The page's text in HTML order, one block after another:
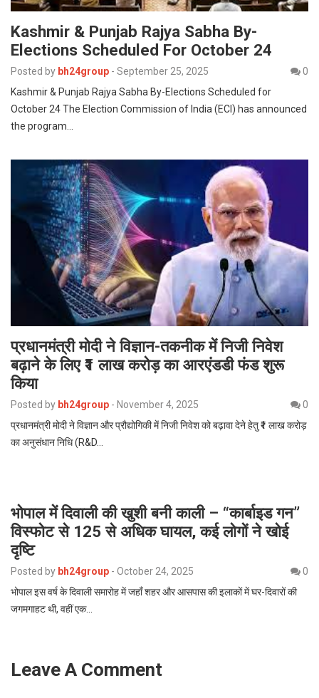
Kashmir & Punjab Rajya Sabha By-
Elections Scheduled For October 24
Posted by bh24group - September 25, 2025
0
Kashmir & Punjab Rajya Sabha By-Elections Scheduled for
October 24 The Election Commission of India (ECI) has announced
the program…
प्रधानमंत्री मोदी ने विज्ञान-तकनीक में निजी निवेश
बढ़ाने के लिए ₹1 लाख करोड़ का आरएंडडी फंड शुरू
किया
Posted by bh24group - November 4, 2025
0
प्रधानमंत्री मोदी ने विज्ञान और प्रौद्योगिकी में निजी निवेश को बढ़ावा देने हेतु ₹1 लाख करोड़
का अनुसंधान निधि (R&D…
भोपाल में दिवाली की खुशी बनी काली – “कार्बाइड गन”
विस्फोट से 125 से अधिक घायल, कई लोगों ने खोई
दृष्टि
Posted by bh24group - October 24, 2025
0
भोपाल इस वर्ष के दिवाली समारोह में जहाँ शहर और आसपास की इलाकों में घर-दिवारों की
जगमगाहट थी, वहीं एक…
Leave A Comment